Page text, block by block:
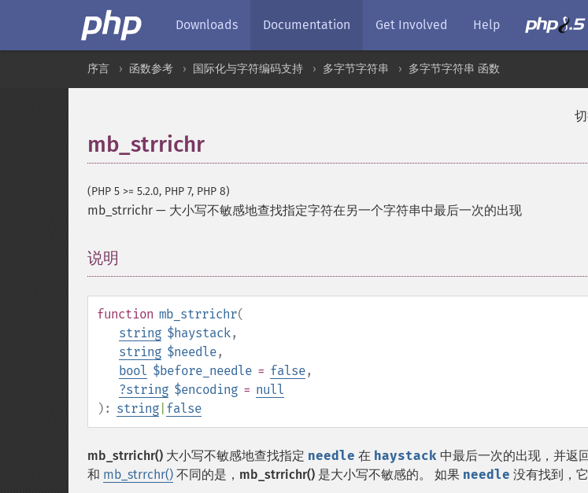
Downloads Documentation Get Involved Help
序言 函数参考 国际化与字符编码支持 多字节字符串 多字节字符串 函数
mb_strrichr
(PHP 5 >= 5.2.0, PHP 7, PHP 8)
mb_strrichr — 大小写不敏感地查找指定字符在另一个字符串中最后一次的出现
说明
function mb_strrichr(
string $haystack,
string $needle,
bool $before_needle = false,
?string $encoding = null
): string false
mb_strrichr() 大小写不敏感地查找指定 needle 在 haystack 中最后一次的出现，并返
和 mb_strrchr() 不同的是， mb_strrichr() 是大小写不敏感的。 如果 needle 没有找到，